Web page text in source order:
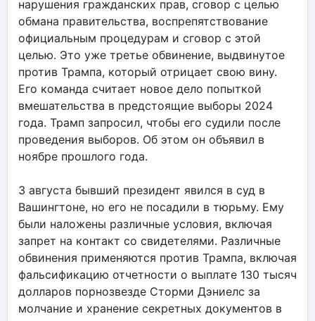
нарушения гражданских прав, сговор с целью
обмана правительства, воспрепятствование
официальным процедурам и сговор с этой
целью. Это уже третье обвинение, выдвинутое
против Трампа, который отрицает свою вину.
Его команда считает новое дело попыткой
вмешательства в предстоящие выборы 2024
года. Трамп запросил, чтобы его судили после
проведения выборов. Об этом он объявил в
ноябре прошлого года.
3 августа бывший президент явился в суд в
Вашингтоне, но его не посадили в тюрьму. Ему
были наложены различные условия, включая
запрет на контакт со свидетелями. Различные
обвинения применяются против Трампа, включая
фальсификацию отчетности о выплате 130 тысяч
долларов порнозвезде Сторми Дэниелс за
молчание и хранение секретных документов в